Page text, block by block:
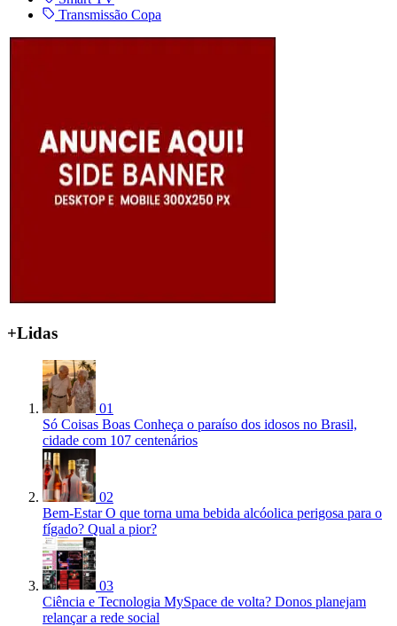
Transmissão Copa
+Lidas
01
Só Coisas Boas Conheça o paraíso dos idosos no Brasil,
cidade com 107 centenários
02
Bem-Estar O que torna uma bebida alcóolica perigosa para o
fígado? Qual a pior?
03
Ciência e Tecnologia MySpace de volta? Donos planejam
relançar a rede social